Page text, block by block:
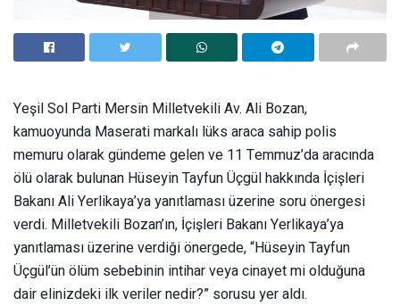
Yeşil Sol Parti Mersin Milletvekili Av. Ali Bozan,
kamuoyunda Maserati markalı lüks araca sahip polis
memuru olarak gündeme gelen ve 11 Temmuz’da aracında
ölü olarak bulunan Hüseyin Tayfun Üçgül hakkında İçişleri
Bakanı Ali Yerlikaya’ya yanıtlaması üzerine soru önergesi
verdi. Milletvekili Bozan’ın, İçişleri Bakanı Yerlikaya’ya
yanıtlaması üzerine verdiği önergede,“Hüseyin Tayfun
Üçgül’ün ölüm sebebinin intihar veya cinayet mi olduğuna
dair elinizdeki ilk veriler nedir?” sorusu yer aldı.